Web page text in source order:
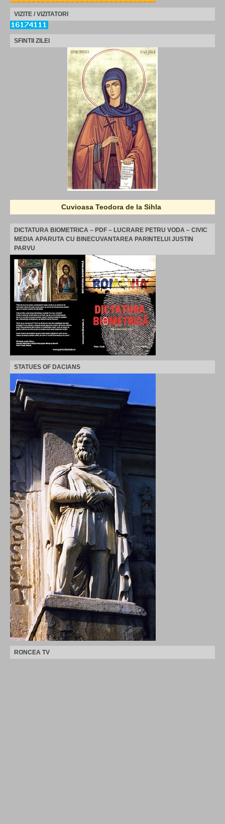
VIZITE / VIZITATORI
SFINTII ZILEI
Cuvioasa Teodora de la Sihla
DICTATURA BIOMETRICA – PDF – LUCRARE PETRU VODA – CIVIC
MEDIA APARUTA CU BINECUVANTAREA PARINTELUI JUSTIN
PARVU
STATUES OF DACIANS
RONCEA TV